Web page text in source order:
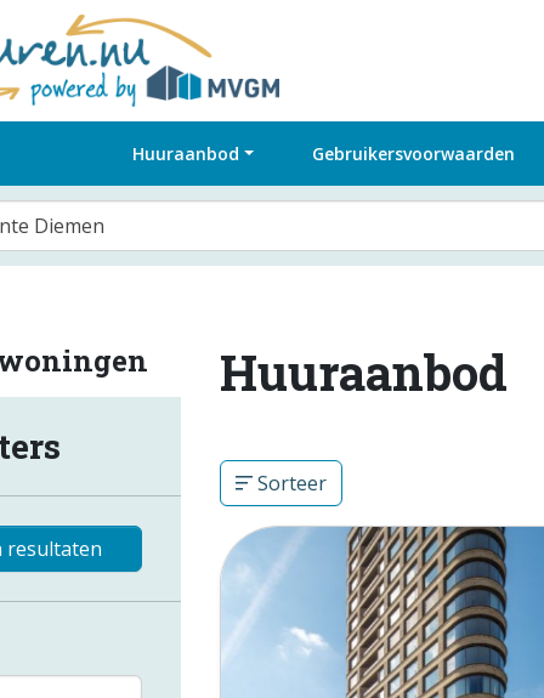
Huuraanbod Gebruikersvoorwaarden
Diemen
resultaten
Huuraanbod
Sorteer